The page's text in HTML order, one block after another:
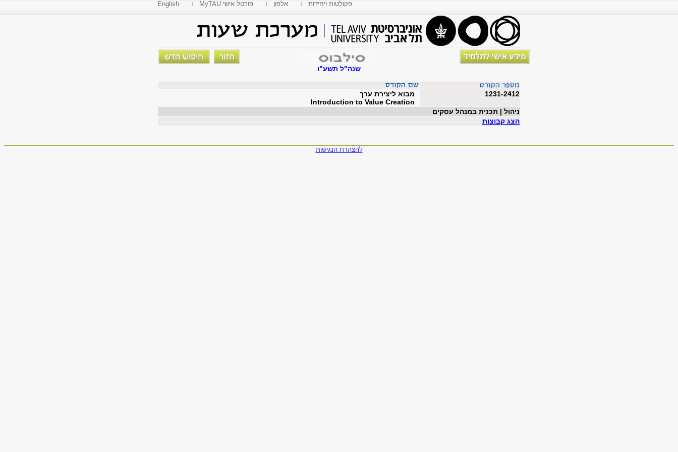
English MyTAU פורטל אישי אלפון פקולטות ויחידות
שנה"ל תשע"ו
מבוא ליצירת ערך
Introduction to Value Creation
1231-2412
ניהול | תכנית במנהל עסקים
הצג קבוצות
להצהרת הנגישות